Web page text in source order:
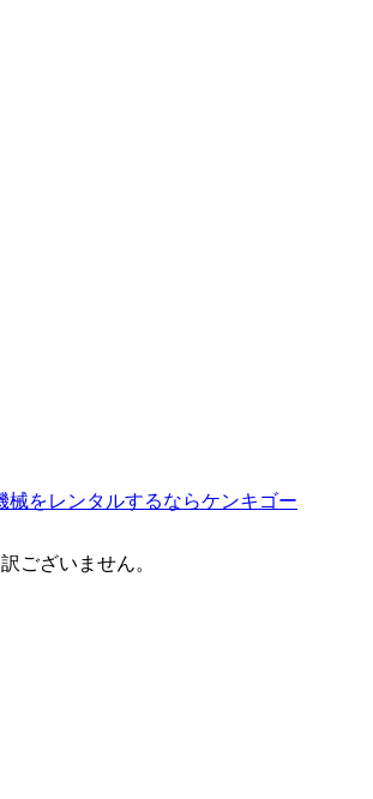
械をレンタルするならケンキゴー
ございません。